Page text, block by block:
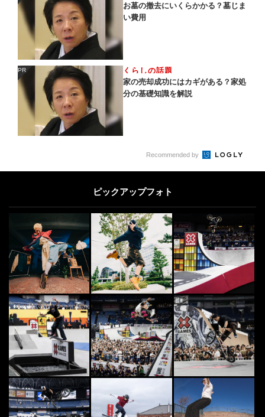
お墓の撤去にいくらかかる？墓じま
い費用
PR くらしの話題
家の売却成功にはカギがある？家処
分の基礎知識を解説
Recommended by
ピックアップフォト